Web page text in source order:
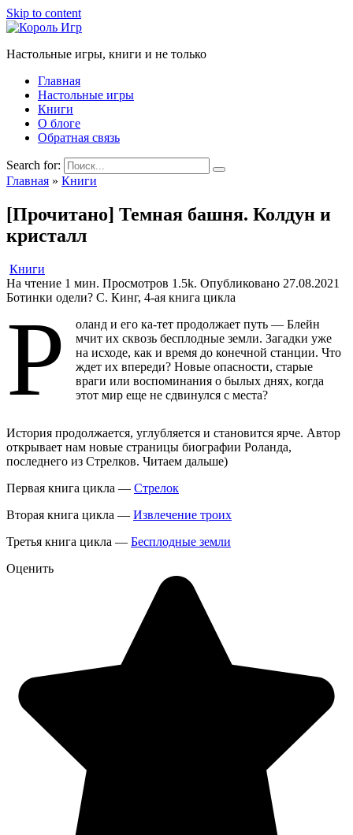
Skip to content
Настольные игры, книги и не только
Главная
Настольные игры
Книги
О блоге
Обратная связь
Search for:
Главная » Книги
[Прочитано] Темная башня. Колдун и
кристалл
Книги
На чтение 1 мин. Просмотров 1.5k. Опубликовано 27.08.2021
Ботинки одели? С. Кинг, 4-ая книга цикла
Р
оланд и его ка-тет продолжает путь — Блейн
мчит их сквозь бесплодные земли. Загадки уже
на исходе, как и время до конечной станции. Что
ждет их впереди? Новые опасности, старые
враги или воспоминания о былых днях, когда
этот мир еще не сдвинулся с места?
История продолжается, углубляется и становится ярче. Автор
открывает нам новые страницы биографии Роланда,
последнего из Стрелков. Читаем дальше)
Первая книга цикла — Стрелок
Вторая книга цикла — Извлечение троих
Третья книга цикла — Бесплодные земли
Оценить